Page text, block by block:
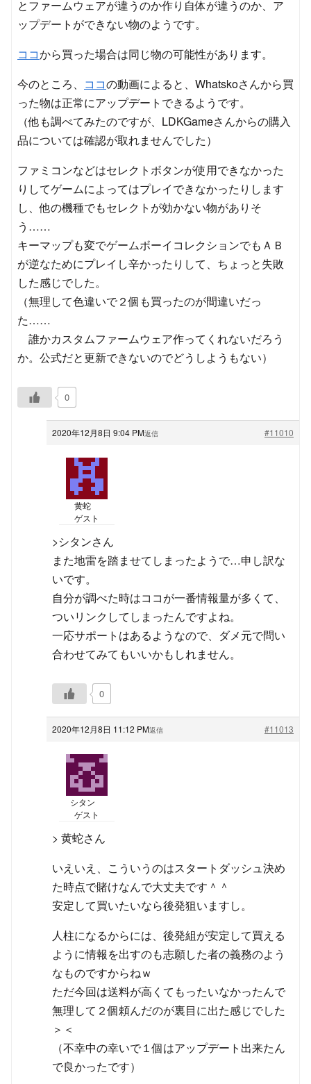
とファームウェアが違うのか作り自体が違うのか、ア
ップデートができない物のようです。
ココから買った場合は同じ物の可能性があります。
今のところ、 ココの動画によると、Whatskoさんから買
った物は正常にアップデートできるようです。
（他も調べてみたのですが、LDKGameさんからの購入
品については確認が取れませんでした）
ファミコンなどはセレクトボタンが使用できなかった
りしてゲームによってはプレイできなかったりします
し、他の機種でもセレクトが効かない物がありそ
う……
キーマップも変でゲームボーイコレクションでもＡＢ
が逆なためにプレイし辛かったりして、ちょっと失敗
した感じでした。
（無理して色違いで２個も買ったのが間違いだっ
た……
誰かカスタムファームウェア作ってくれないだろう
か。公式だと更新できないのでどうしようもない）
0
2020年12月8日 9:04 PM #11010
返信
黄蛇
ゲスト
>シタンさん
また地雷を踏ませてしまったようで…申し訳な
いです。
自分が調べた時はココが一番情報量が多くて、
ついリンクしてしまったんですよね。
一応サポートはあるようなので、ダメ元で問い
合わせてみてもいいかもしれません。
0
2020年12月8日 11:12 PM #11013
返信
シタン
ゲスト
> 黄蛇さん
いえいえ、こういうのはスタートダッシュ決め
た時点で賭けなんで大丈夫です＾＾
安定して買いたいなら後発狙いますし。
人柱になるからには、後発組が安定して買える
ように情報を出すのも志願した者の義務のよう
なものですからねｗ
ただ今回は送料が高くてもったいなかったんで
無理して２個頼んだのが裏目に出た感じでした
＞＜
（不幸中の幸いで１個はアップデート出来たん
で良かったです）